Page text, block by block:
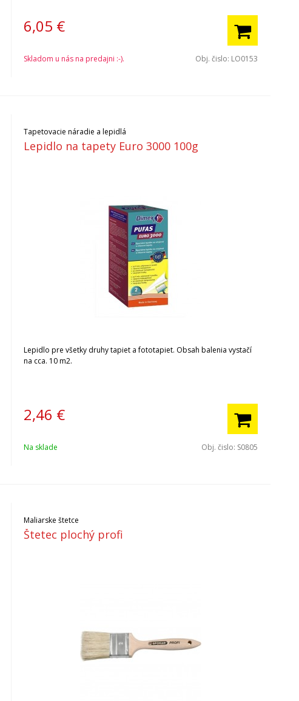
6,05 €
Skladom u nás na predajni :-). Obj. čislo: LO0153
Tapetovacie náradie a lepidlá
Lepidlo na tapety Euro 3000 100g
Lepidlo pre všetky druhy tapiet a fototapiet. Obsah balenia vystačí
na cca. 10 m2.
2,46 €
Na sklade Obj. čislo: S0805
Maliarske štetce
Štetec plochý profi